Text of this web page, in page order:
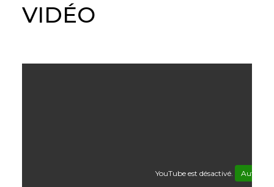
VIDÉO
YouTube est désactivé. Autoriser